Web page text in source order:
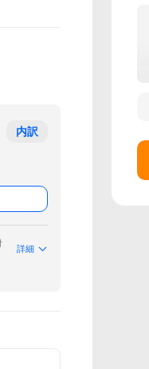
内訳
詳細